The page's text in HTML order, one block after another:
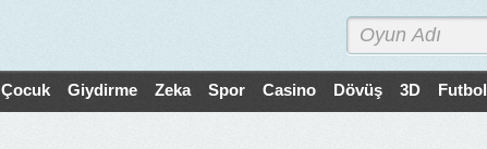
Çocuk Giydirme Zeka Spor Casino Dövüş 3D Futbol